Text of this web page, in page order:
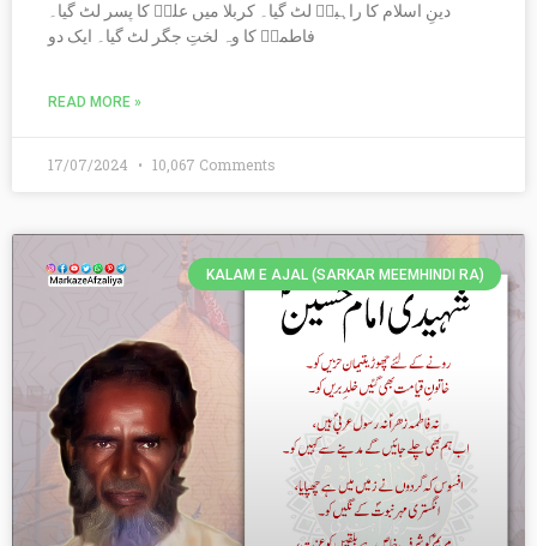
دینِ اسلام کا راہبرؑ لٹ گیا۔ کربلا میں علیؑ کا پسر لٹ گیا۔
فاطمہؑ کا وہ لختِ جگر لٹ گیا۔ ایک دو
READ MORE »
17/07/2024 10,067 Comments
KALAM E AJAL (SARKAR MEEMHINDI RA)